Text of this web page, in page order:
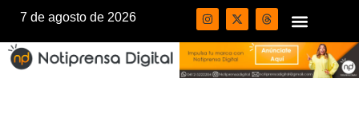
7 de agosto de 2026